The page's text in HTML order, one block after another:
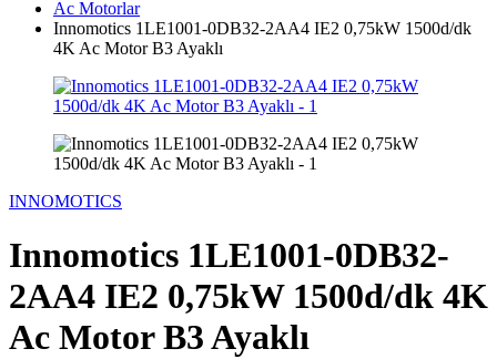
Ac Motorlar
Innomotics 1LE1001-0DB32-2AA4 IE2 0,75kW 1500d/dk
4K Ac Motor B3 Ayaklı
INNOMOTICS
Innomotics 1LE1001-0DB32-
2AA4 IE2 0,75kW 1500d/dk 4K
Ac Motor B3 Ayaklı